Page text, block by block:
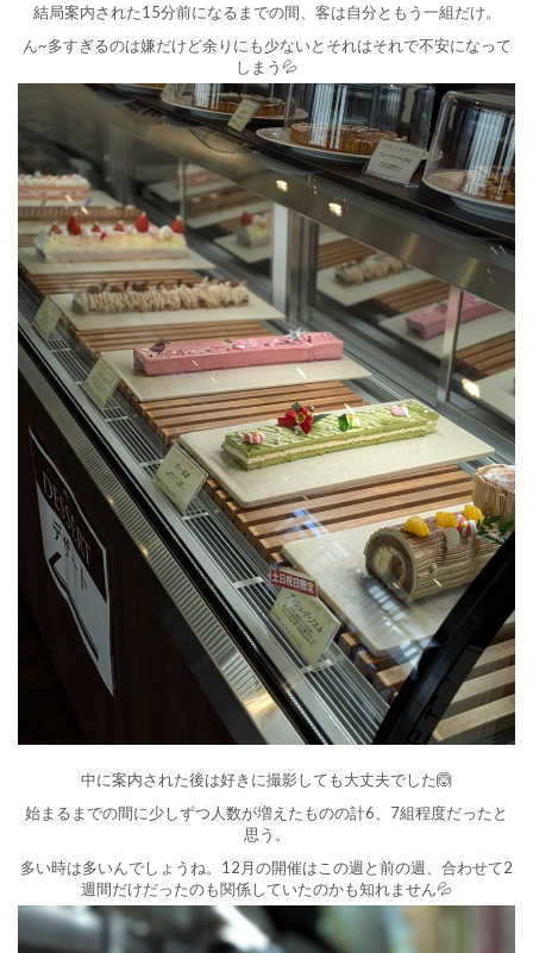
結局案内された15分前になるまでの間、客は自分ともう一組だけ。
ん~多すぎるのは嫌だけど余りにも少ないとそれはそれで不安になって
しまう💦
中に案内された後は好きに撮影しても大丈夫でした🙆
始まるまでの間に少しずつ人数が増えたものの計6、7組程度だったと
思う。
多い時は多いんでしょうね。12月の開催はこの週と前の週、合わせて2
週間だけだったのも関係していたのかも知れません💦